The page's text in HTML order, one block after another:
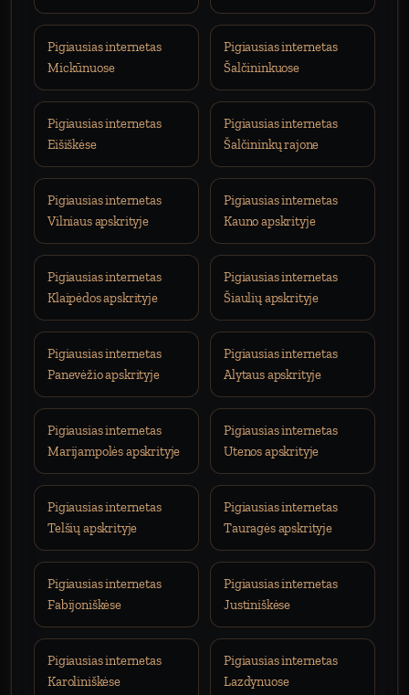
Pigiausias internetas
Mickūnuose
Pigiausias internetas
Šalčininkuose
Pigiausias internetas
Eišiškėse
Pigiausias internetas
Šalčininkų rajone
Pigiausias internetas
Vilniaus apskrityje
Pigiausias internetas
Kauno apskrityje
Pigiausias internetas
Klaipėdos apskrityje
Pigiausias internetas
Šiaulių apskrityje
Pigiausias internetas
Panevėžio apskrityje
Pigiausias internetas
Alytaus apskrityje
Pigiausias internetas
Marijampolės apskrityje
Pigiausias internetas
Utenos apskrityje
Pigiausias internetas
Telšių apskrityje
Pigiausias internetas
Tauragės apskrityje
Pigiausias internetas
Fabijoniškėse
Pigiausias internetas
Justiniškėse
Pigiausias internetas
Karoliniškėse
Pigiausias internetas
Lazdynuose